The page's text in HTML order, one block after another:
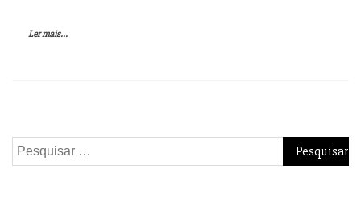
Ler mais...
Pesquisar
por: